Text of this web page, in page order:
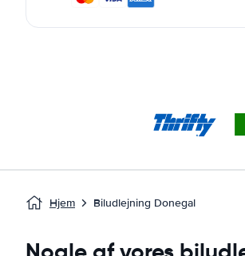
Hjem Biludlejning Donegal